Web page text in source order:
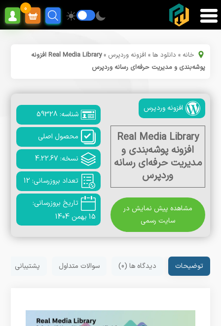
0
خانه » دانلود ها » افزونه وردپرس »
Real Media Library افزونه
پوشه‌بندی و مدیریت حرفه‌ای رسانه وردپرس
افزونه وردپرس
Real Media Library
افزونه پوشه‌بندی و
مدیریت حرفه‌ای رسانه
وردپرس
مشاهده پیش نمایش در
سایت رسمی
شناسه: 59328
محصول اصلی
نسخه: 4.22.67
تعداد بروزرسانی: 12
تاریخ بروزرسانی:
15 بهمن 1404
توضیحات دیدگاه ها (0) سوالات متداول پشتیبانی